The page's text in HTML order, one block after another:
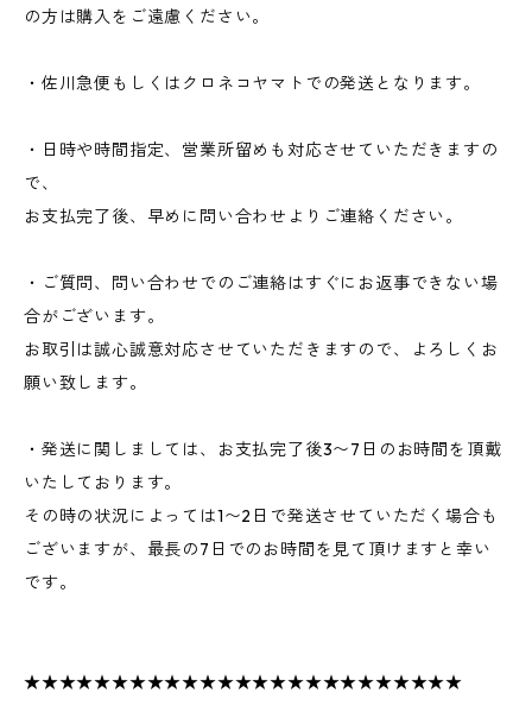
の方は購入をご遠慮ください。
・佐川急便もしくはクロネコヤマトでの発送となります。
・日時や時間指定、営業所留めも対応させていただきますの
で、
お支払完了後、早めに問い合わせよりご連絡ください。
・ご質問、問い合わせでのご連絡はすぐにお返事できない場
合がございます。
お取引は誠心誠意対応させていただきますので、よろしくお
願い致します。
・発送に関しましては、お支払完了後3〜7日のお時間を頂戴
いたしております。
その時の状況によっては1〜2日で発送させていただく場合も
ございますが、最長の7日でのお時間を見て頂けますと幸い
です。
★★★★★★★★★★★★★★★★★★★★★★★★★